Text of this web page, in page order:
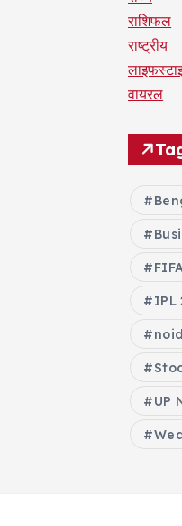
राशिफल
राष्ट्रीय
वायरल
IPL
UP